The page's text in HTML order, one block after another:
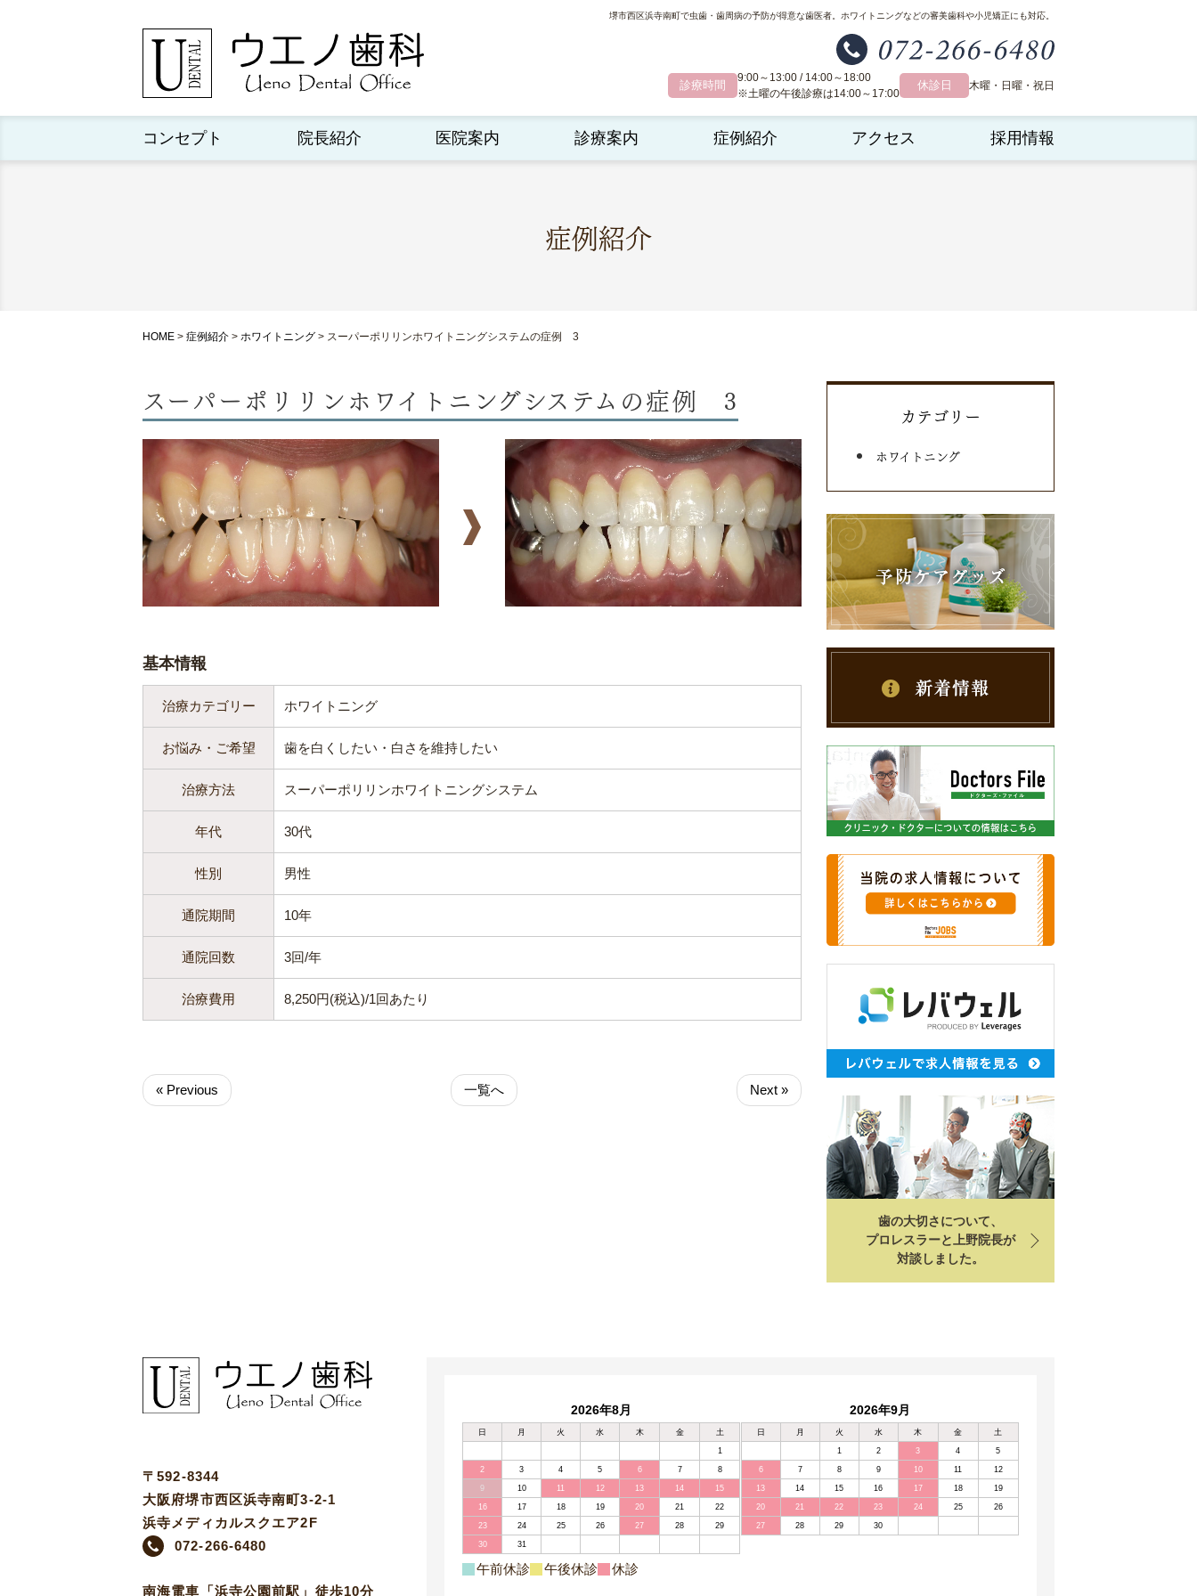
堺市西区浜寺南町で虫歯・歯周病の予防が得意な歯医者。 ホワイトニングなどの審美歯科や小児矯正にも対応。
診療時間
9:00～13:00 / 14:00～18:00
※土曜の午後診療は14:00～17:00
休診日 木曜・日曜・祝日
コンセプト 院長紹介 医院案内 診療案内 症例紹介 アクセス 採用情報
症例紹介
HOME > 症例紹介 > ホワイトニング > スーパーポリリンホワイトニングシステムの症例 3
スーパーポリリンホワイトニングシステムの症例 3
基本情報
治療カテゴリー ホワイトニング
お悩み・ご希望 歯を白くしたい・白さを維持したい
治療方法 スーパーポリリンホワイトニングシステム
年代 30代
性別 男性
通院期間 10年
通院回数 3回/年
治療費用 8,250円(税込)/1回あたり
« Previous 一覧へ Next »
カテゴリー
ホワイトニング
歯の大切さについて、
プロレスラーと上野院長が
対談しました。
2026年8月
日 月 火 水 木 金 土
1
2 3 4 5 6 7 8
9 10 11 12 13 14 15
16 17 18 19 20 21 22
23 24 25 26 27 28 29
30 31
2026年9月
日 月 火 水 木 金 土
1 2 3 4 5
6 7 8 9 10 11 12
13 14 15 16 17 18 19
20 21 22 23 24 25 26
27 28 29 30
午前休診 午後休診 休診
〒592-8344
大阪府堺市西区浜寺南町3-2-1
浜寺メディカルスクエア2F
072-266-6480
南海電車「浜寺公園前駅」徒歩10分